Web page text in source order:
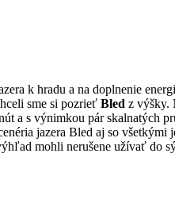
k hradu a na doplnenie
sme si pozrieť Bled z výšky.
a s výnimkou pár skalnatých
jazera Bled aj so
mohli nerušene užívať do